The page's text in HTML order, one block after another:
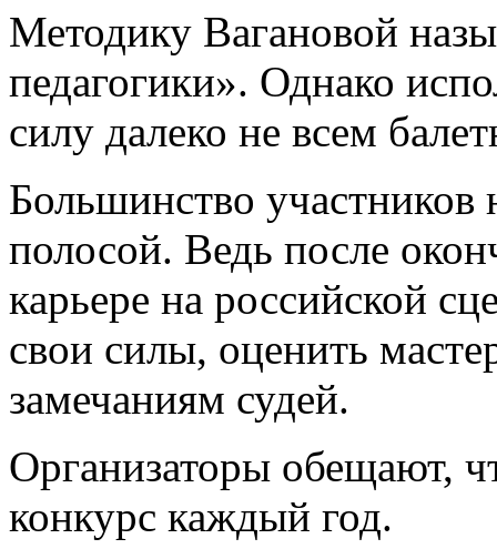
Методику Вагановой
педагогики». Однако
силу далеко не всем
Большинство участников
полосой. Ведь после
карьере на российской
свои силы, оценить
замечаниям судей.
Организаторы обещают,
конкурс каждый год.